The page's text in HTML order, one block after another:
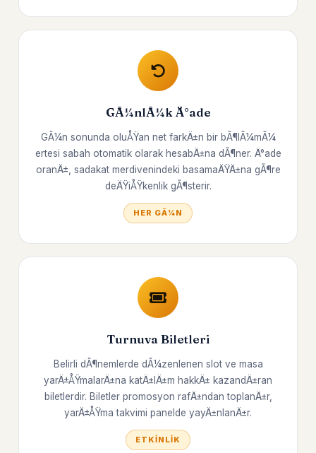
GÃ¼nlÃ¼k Ä°ade
GÃ¼n sonunda oluÅŸan net farkÄ±n bir bÃ¶lÃ¼mÃ¼
ertesi sabah otomatik olarak hesabÄ±na dÃ¶ner. Ä°ade
oranÄ±, sadakat merdivenindeki basamaÄŸÄ±na gÃ¶re
deÄŸiÅŸkenlik gÃ¶sterir.
HER GÃ¼N
Turnuva Biletleri
Belirli dÃ¶nemlerde dÃ¼zenlenen slot ve masa
yarÄ±ÅŸmalarÄ±na katÄ±lÄ±m hakkÄ± kazandÄ±ran
biletlerdir. Biletler promosyon rafÄ±ndan toplanÄ±r,
yarÄ±ÅŸma takvimi panelde yayÄ±nlanÄ±r.
ETKINLIK